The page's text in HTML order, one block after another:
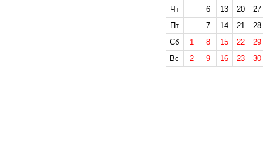
Чт
6 13 20
27
Пт
7 14 21
28
Сб
1 8 15 22
29
Вс
2 9 16 23 30